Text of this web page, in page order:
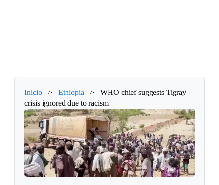
Inicio > Ethiopia >
WHO chief suggests Tigray
crisis ignored due to racism